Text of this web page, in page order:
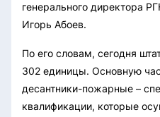
генерального директора
Игорь Абоев.
По его словам, сегодня
302 единицы. Основную
десантники-пожарные –
квалификации, которые